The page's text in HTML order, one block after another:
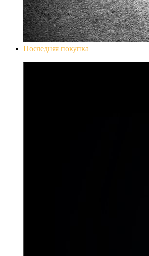
Последняя покупка